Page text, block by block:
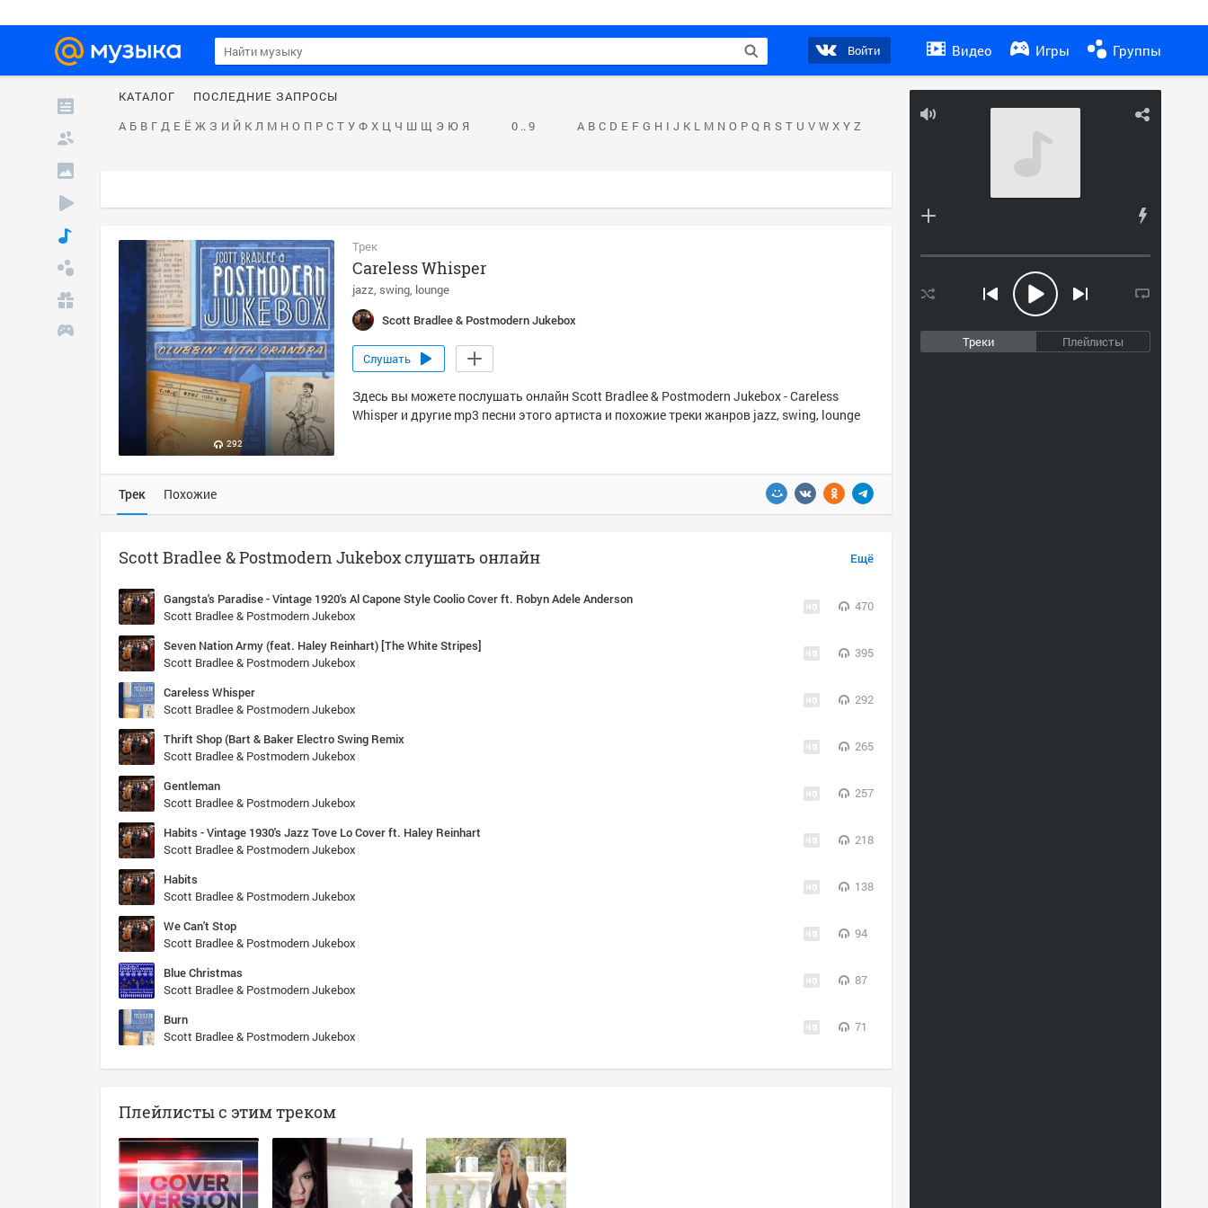
Войти Видео Игры Группы
Треки Плейлисты
КАТАЛОГ
ПОСЛЕДНИЕ ЗАПРОСЫ
А Б В Г Д Е Ё Ж З И Й К Л М Н О П Р С Т У Ф Х Ц Ч Ш Щ Э Ю Я 0 .. 9 A B C D E F G H I J K L M N O P Q R S T U V W X Y Z
292
Трек
Careless Whisper
jazz swing lounge
Scott Bradlee & Postmodern Jukebox
Слушать
Здесь вы можете послушать онлайн Scott Bradlee & Postmodern Jukebox - Careless
Whisper и другие mp3 песни этого артиста и похожие треки жанров jazz, swing, lounge
Трек Похожие
Ещё
Scott Bradlee & Postmodern Jukebox слушать онлайн
Gangsta's Paradise - Vintage 1920's Al Capone Style Coolio Cover ft. Robyn Adele Anderson
Scott Bradlee & Postmodern Jukebox
470
Seven Nation Army (feat. Haley Reinhart) [The White Stripes]
Scott Bradlee & Postmodern Jukebox
395
Careless Whisper
Scott Bradlee & Postmodern Jukebox
292
Thrift Shop (Bart & Baker Electro Swing Remix
Scott Bradlee & Postmodern Jukebox
265
Gentleman
Scott Bradlee & Postmodern Jukebox
257
Habits - Vintage 1930's Jazz Tove Lo Cover ft. Haley Reinhart
Scott Bradlee & Postmodern Jukebox
218
Habits
Scott Bradlee & Postmodern Jukebox
138
We Can't Stop
Scott Bradlee & Postmodern Jukebox
94
Blue Christmas
Scott Bradlee & Postmodern Jukebox
87
Burn
Scott Bradlee & Postmodern Jukebox
71
Плейлисты с этим треком